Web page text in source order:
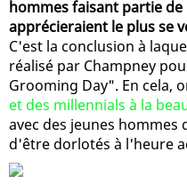
hommes faisant partie
apprécieraient le plus se
C'est la conclusion à
réalisé par Champney
Grooming Day". En cela,
et des millennials à la
avec des jeunes hommes
d'être dorlotés à l'heure